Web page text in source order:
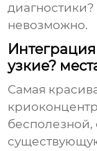
невозможно.
узкие?
Самая
бесполезной,